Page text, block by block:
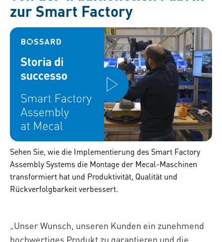
zur Smart Factory
Sehen Sie, wie die Implementierung des Smart Factory
Assembly Systems die Montage der Mecal-Maschinen
transformiert hat und Produktivität, Qualität und
Rückverfolgbarkeit verbessert.
„Unser Wunsch, unseren Kunden ein zunehmend
hochwertiges Produkt zu garantieren und die